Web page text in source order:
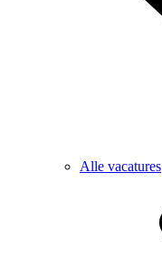
Alle vacatures